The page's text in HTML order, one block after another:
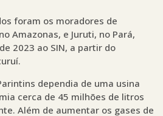
foram os moradores de
Amazonas, e Juruti, no Pará,
2023 ao SIN, a partir do
dependia de uma usina
cerca de 45 milhões de litros
Além de aumentar os gases de